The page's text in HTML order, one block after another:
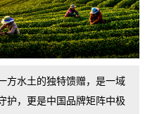
店诱导消费者签订汽车销售合
合二手车商坑骗消费者。退诚意金
镜头起雾，官方拆机后没解决
，并且不换新，我申请换新加
意金
方水土的独特馈赠，是一域
护，更是中国品牌矩阵中极